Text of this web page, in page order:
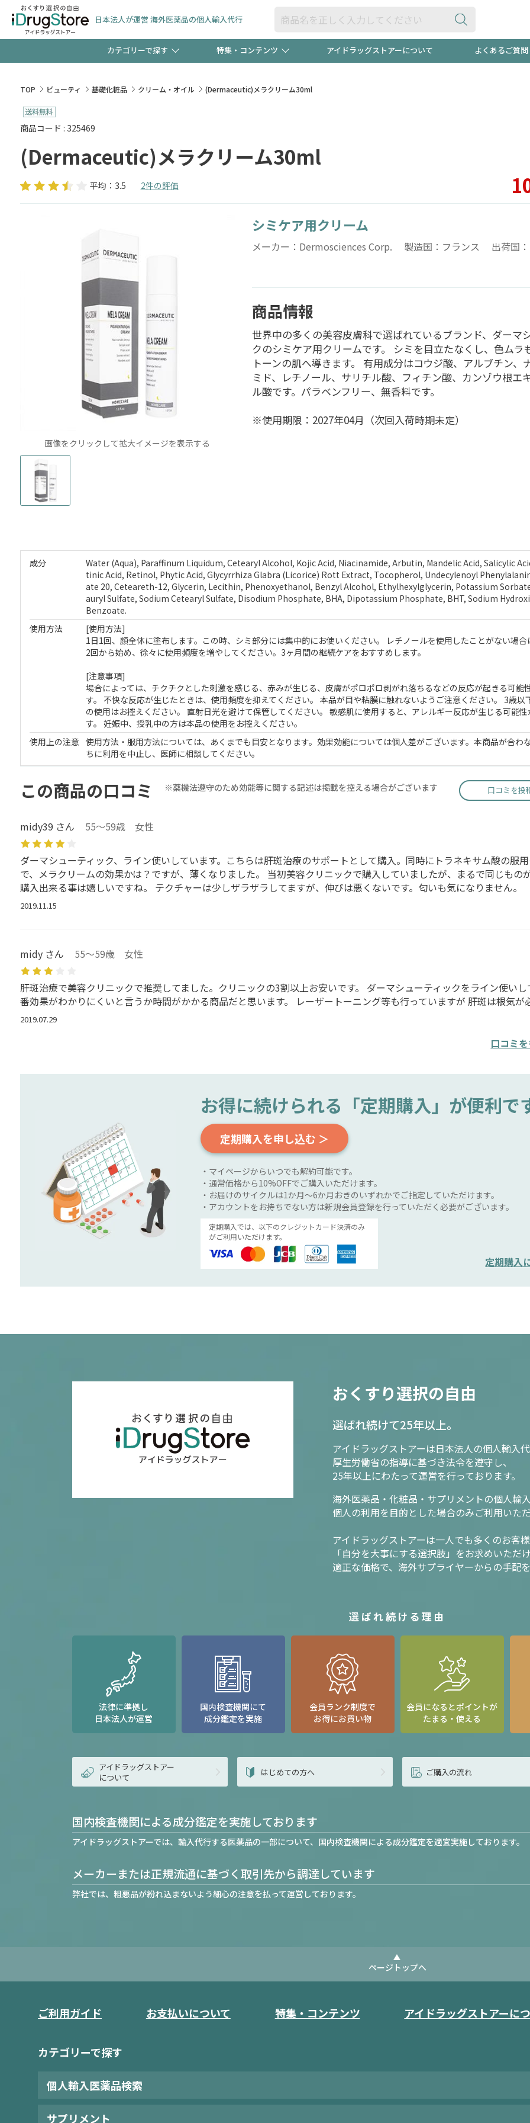
日本法人が運営 海外医薬品の個人輸入代行
カテゴリーで探す
検査キット ペット用品
特集・コンテンツ
【週末限定】新規会員登録ポイント2倍600円分プレ
【早割
極冷メントールで、夏の頭皮ストレスを完全リセッ
ト！
新規登
当店スタッフが贈る音声プログラム 友だち
アイドラッグストアーについて よくあるご質問
TOP ビューティ 基礎化粧品 クリーム・オイル (Dermaceutic)メラクリーム30ml
商品コード : 325469
(Dermaceutic)メラクリーム30ml
平均：3.5 2件の評価
画像をクリックして拡大イメージを表示する
シミケア用クリーム
メーカー：Dermosciences Corp. 製造国：フランス 出荷国
商品情報
世界中の多くの美容皮膚科で選ばれているブランド、ダーマ
クのシミケア用クリームです。 シミを目立たなくし、色ムラ
トーンの肌へ導きます。 有用成分はコウジ酸、アルブチン、
ミド、レチノール、サリチル酸、フィチン酸、カンゾウ根エ
ル酸です。パラベンフリー、無香料です。
※使用期限：2027年04月（次回入荷時期未定）
成分
Water (Aqua), Paraffinum Liquidum, Cetearyl Alcohol, Kojic Acid, Niacinamide, Arbutin, Mandelic Acid, Salicylic
tinic Acid, Retinol, Phytic Acid, Glycyrrhiza Glabra (Licorice) Rott Extract, Tocopherol, Undecylenoyl
ate 20, Ceteareth-12, Glycerin, Lecithin, Phenoxyethanol, Benzyl Alcohol, Ethylhexylglycerin, Potassium
auryl Sulfate, Sodium Cetearyl Sulfate, Disodium Phosphate, BHA, Dipotassium Phosphate, BHT, Sodium
Benzoate.
使用方法
[使用方法]
1日1回、顔全体に塗布します。この時、シミ部分には集中的にお使いください。 レチノールを使用したことがない場合
2回から始め、徐々に使用頻度を増やしてください。3ヶ月間の継続ケアをおすすめします。
[注意事項]
場合によっては、チクチクとした刺激を感じる、赤みが生じる、皮膚がポロポロ剥がれ落ちるなどの反応が起きる可能
す。 不快な反応が生じたときは、使用頻度を抑えてください。 本品が目や粘膜に触れないようご注意ください。 3歳以
の使用はお控えください。 直射日光を避けて保管してください。 敏感肌に使用すると、アレルギー反応が生じる可能性
す。 妊娠中、授乳中の方は本品の使用をお控えください。
使用上の注意 使用方法・服用方法については、あくまでも目安となります。効果効能については個人差がございます。本商品が合わ
ちに利用を中止し、医師に相談してください。
この商品の口コミ ※薬機法遵守のため効能等に関する記述は掲載を控える場合がございます 口コミを投
midy39 さん 55～59歳 女性
ダーマシューティック、ライン使いしています。こちらは肝斑治療のサポートとして購入。同時にトラネキサム酸の服
で、メラクリームの効果かは？ですが、薄くなりました。 当初美容クリニックで購入していましたが、まるで同じもの
購入出来る事は嬉しいですね。 テクチャーは少しザラザラしてますが、伸びは悪くないです。匂いも気になりません。
2019.11.15
midy さん 55～59歳 女性
肝斑治療で美容クリニックで推奨してました。クリニックの3割以上お安いです。 ダーマシューティックをライン使いし
番効果がわかりにくいと言うか時間がかかる商品だと思います。 レーザートーニング等も行っていますが 肝斑は根気が
2019.07.29
口コミ
お得に続けられる 「定期購入」が便利で
定期購入を申し込む ＞
・マイページからいつでも解約可能です。
・通常価格から10%OFFでご購入いただけます。
・お届けのサイクルは1か月～6か月おきのいずれかでご指定していただけます。
・アカウントをお持ちでない方は新規会員登録を行っていただく必要がございます。
定期購入では、以下のクレジットカード決済のみ
がご利用いただけます。
定期購入
おくすり選択の自由
選ばれ続けて25年以上。
アイドラッグストアーは日本法人の個人輸入代
厚生労働省の指導に基づき法令を遵守し、
25年以上にわたって運営を行っております。
海外医薬品・化粧品・サプリメントの個人輸入
個人の利用を目的とした場合のみご利用いただ
アイドラッグストアーは一人でも多くのお客
「自分を大事にする選択肢」をお求めいただ
適正な価格で、海外サプライヤーからの手配
選ばれ続ける理由
法律に準拠し
日本法人が運営
国内検査機関にて
成分鑑定を実施
会員ランク制度で
お得にお買い物
会員になるとポイントが
たまる・使える
アイドラッグストアー
について
はじめての方へ ご購入の流れ
国内検査機関による成分鑑定を実施しております
アイドラッグストアーでは、輸入代行する医薬品の一部について、国内検査機関による成分鑑定を適宜実施しております。
メーカーまたは正規流通に基づく取引先から調達しています
弊社では、粗悪品が紛れ込まないよう細心の注意を払って運営しております。
ページトップへ
ご利用ガイド お支払いについて 特集・コンテンツ アイドラッグストアーに
カテゴリーで探す
個人輸入医薬品検索
サプリメント